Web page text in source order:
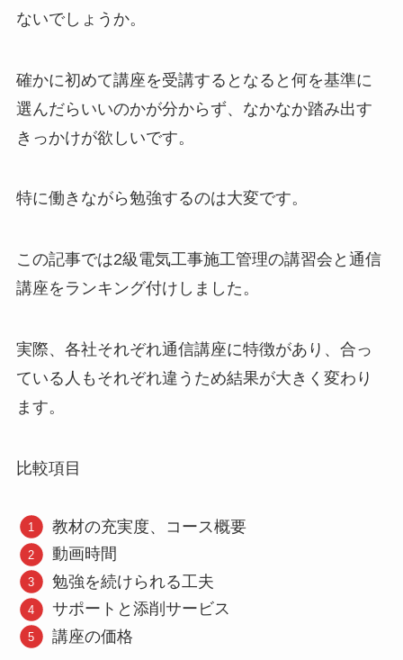
ないでしょうか。
確かに初めて講座を受講するとなると何を基準に
選んだらいいのかが分からず、なかなか踏み出す
きっかけが欲しいです。
特に働きながら勉強するのは大変です。
この記事では2級電気工事施工管理の講習会と通信
講座をランキング付けしました。
実際、各社それぞれ通信講座に特徴があり、合っ
ている人もそれぞれ違うため結果が大きく変わり
ます。
比較項目
教材の充実度、コース概要
動画時間
勉強を続けられる工夫
サポートと添削サービス
講座の価格